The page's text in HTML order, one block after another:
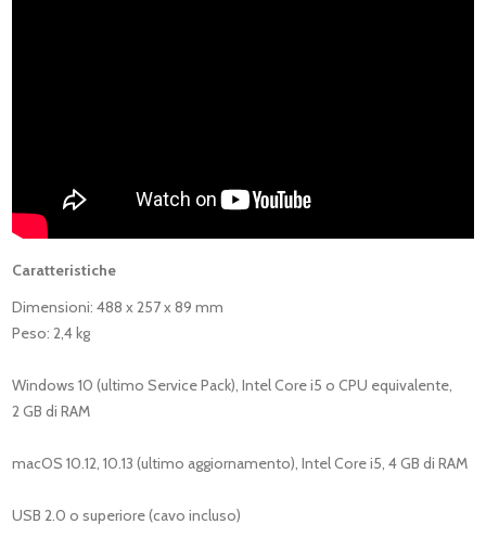
Caratteristiche
Dimensioni: 488 x 257 x 89 mm
Peso: 2,4 kg
Windows 10 (ultimo Service Pack), Intel Core i5 o CPU equivalente,
2 GB di RAM
macOS 10.12, 10.13 (ultimo aggiornamento), Intel Core i5, 4 GB di RAM
USB 2.0 o superiore (cavo incluso)